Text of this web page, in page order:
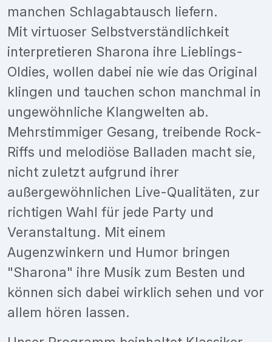
manchen Schlagabtausch liefern.
Mit virtuoser Selbstverständlichkeit
interpretieren Sharona ihre Lieblings-
Oldies, wollen dabei nie wie das Original
klingen und tauchen schon manchmal in
ungewöhnliche Klangwelten ab.
Mehrstimmiger Gesang, treibende Rock-
Riffs und melodiöse Balladen macht sie,
nicht zuletzt aufgrund ihrer
außergewöhnlichen Live-Qualitäten, zur
richtigen Wahl für jede Party und
Veranstaltung. Mit einem
Augenzwinkern und Humor bringen
"Sharona" ihre Musik zum Besten und
können sich dabei wirklich sehen und vor
allem hören lassen.